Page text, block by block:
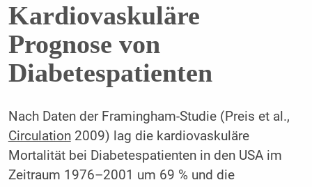
Kardiovaskuläre
Prognose von
Diabetespatienten
Nach Daten der Framingham-Studie (Preis et al.,
Circula­tion2009) lag die kardiovaskuläre
Mortalität bei Diabetespatienten in den USA im
Zeitraum 1976–2001 um 69 % und die